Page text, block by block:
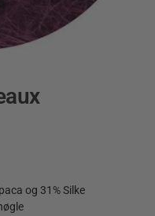
og 31% Silke